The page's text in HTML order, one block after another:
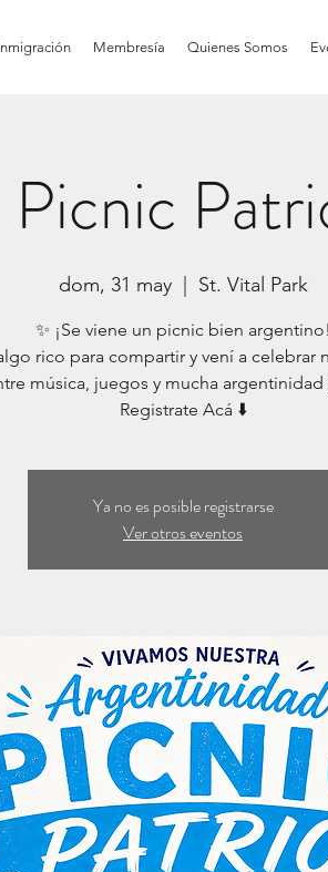
Membresía Quienes Somos
Picnic
dom, 31 may
  |
St. Vital Park
✨ ¡Se viene un picnic bien argentino!
rico para compartir y vení a celebrar
música, juegos y mucha
Registrate Acá ⬇️
Ya no es posible registrarse
Ver otros eventos